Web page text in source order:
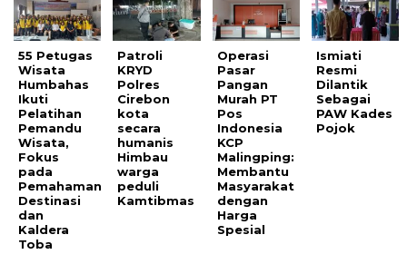
55 Petugas
Wisata
Humbahas
Ikuti
Pelatihan
Pemandu
Wisata,
Fokus
pada
Pemahaman
Destinasi
dan
Kaldera
Toba
Patroli
KRYD
Polres
Cirebon
kota
secara
humanis
Himbau
warga
peduli
Kamtibmas
Operasi
Pasar
Pangan
Murah PT
Pos
Indonesia
KCP
Malingping:
Membantu
Masyarakat
dengan
Harga
Spesial
Ismiati
Resmi
Dilantik
Sebagai
PAW Kades
Pojok